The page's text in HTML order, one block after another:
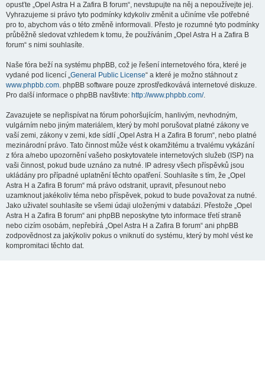
opusťte „Opel Astra H a Zafira B forum“, nevstupujte na něj a nepoužívejte jej.
Vyhrazujeme si právo tyto podmínky kdykoliv změnit a učiníme vše potřebné
pro to, abychom vás o této změně informovali. Přesto je rozumné tyto podmínky
průběžně sledovat vzhledem k tomu, že používáním „Opel Astra H a Zafira B
forum“ s nimi souhlasíte.
Naše fóra beží na systému phpBB, což je řešení internetového fóra, které je
vydané pod licencí „General Public License“ a které je možno stáhnout z
www.phpbb.com. phpBB software pouze zprostředkovává internetové diskuze.
Pro další informace o phpBB navštivte: http://www.phpbb.com/.
Zavazujete se nepřispívat na fórum pohoršujícím, hanlivým, nevhodným,
vulgárním nebo jiným materiálem, který by mohl porušovat platné zákony ve
vaší zemi, zákony v zemi, kde sídlí „Opel Astra H a Zafira B forum“, nebo platné
mezinárodní právo. Tato činnost může vést k okamžitému a trvalému vykázání
z fóra a/nebo upozornění vašeho poskytovatele internetových služeb (ISP) na
vaši činnost, pokud bude uznáno za nutné. IP adresy všech příspěvků jsou
ukládány pro případné uplatnění těchto opatření. Souhlasíte s tím, že „Opel
Astra H a Zafira B forum“ má právo odstranit, upravit, přesunout nebo
uzamknout jakékoliv téma nebo příspěvek, pokud to bude považovat za nutné.
Jako uživatel souhlasíte se všemi údaji uloženými v databázi. Přestože „Opel
Astra H a Zafira B forum“ ani phpBB neposkytne tyto informace třetí straně
nebo cizím osobám, nepřebírá „Opel Astra H a Zafira B forum“ ani phpBB
zodpovědnost za jakýkoliv pokus o vniknutí do systému, který by mohl vést ke
kompromitaci těchto dat.